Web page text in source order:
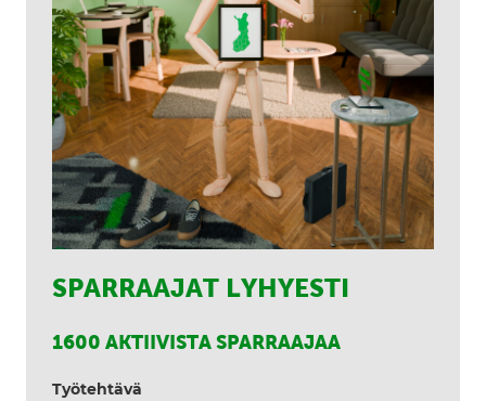
SPARRAAJAT LYHYESTI
1600 AKTIIVISTA SPARRAAJAA
Työtehtävä